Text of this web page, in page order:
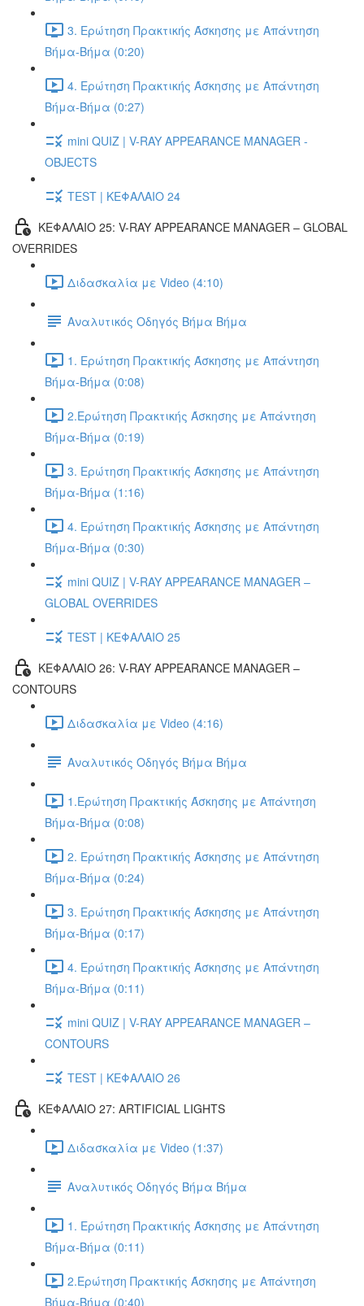
3. Ερώτηση Πρακτικής Άσκησης με Απάντηση
Βήμα-Βήμα (0:20)
4. Ερώτηση Πρακτικής Άσκησης με Απάντηση
Βήμα-Βήμα (0:27)
mini QUIZ | V-RAY APPEARANCE MANAGER -
OBJECTS
TEST | ΚΕΦΑΛΑΙΟ 24
ΚΕΦΑΛΑΙΟ 25: V-RAY APPEARANCE MANAGER – GLOBAL
OVERRIDES
Διδασκαλία με Video (4:10)
Αναλυτικός Οδηγός Βήμα Βήμα
1. Ερώτηση Πρακτικής Άσκησης με Απάντηση
Βήμα-Βήμα (0:08)
2.Ερώτηση Πρακτικής Άσκησης με Απάντηση
Βήμα-Βήμα (0:19)
3. Ερώτηση Πρακτικής Άσκησης με Απάντηση
Βήμα-Βήμα (1:16)
4. Ερώτηση Πρακτικής Άσκησης με Απάντηση
Βήμα-Βήμα (0:30)
mini QUIZ | V-RAY APPEARANCE MANAGER –
GLOBAL OVERRIDES
TEST | ΚΕΦΑΛΑΙΟ 25
ΚΕΦΑΛΑΙΟ 26: V-RAY APPEARANCE MANAGER –
CONTOURS
Διδασκαλία με Video (4:16)
Αναλυτικός Οδηγός Βήμα Βήμα
1.Ερώτηση Πρακτικής Άσκησης με Απάντηση
Βήμα-Βήμα (0:08)
2. Ερώτηση Πρακτικής Άσκησης με Απάντηση
Βήμα-Βήμα (0:24)
3. Ερώτηση Πρακτικής Άσκησης με Απάντηση
Βήμα-Βήμα (0:17)
4. Ερώτηση Πρακτικής Άσκησης με Απάντηση
Βήμα-Βήμα (0:11)
mini QUIZ | V-RAY APPEARANCE MANAGER –
CONTOURS
TEST | ΚΕΦΑΛΑΙΟ 26
ΚΕΦΑΛΑΙΟ 27: ARTIFICIAL LIGHTS
Διδασκαλία με Video (1:37)
Αναλυτικός Οδηγός Βήμα Βήμα
1. Ερώτηση Πρακτικής Άσκησης με Απάντηση
Βήμα-Βήμα (0:11)
2.Ερώτηση Πρακτικής Άσκησης με Απάντηση
Βήμα-Βήμα (0:40)